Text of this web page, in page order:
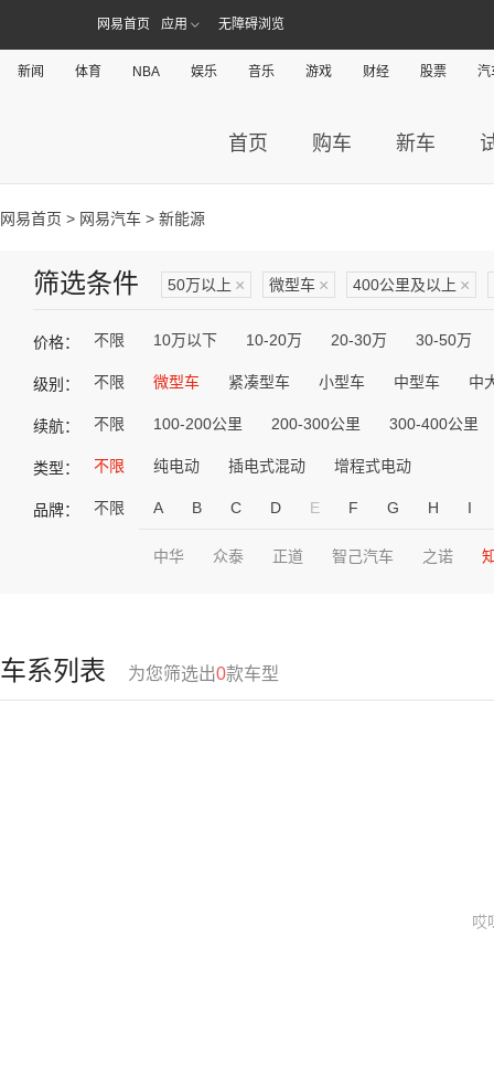
网易首页 应用 无障碍浏览
新闻 体育 NBA 娱乐 音乐 游戏 财经 股票 汽
首页 购车 新车
网易首页 > 网易汽车 > 新能源
筛选条件 50万以上 × 微型车 × 400公里及以上 ×
价格： 不限 10万以下 10-20万 20-30万 30-50万
级别： 不限 微型车 紧凑型车 小型车 中型车 中
续航： 不限 100-200公里 200-300公里 300-400公里
类型： 不限 纯电动 插电式混动 增程式电动
品牌： 不限 A B C D E F G H I
中华 众泰 正道 智己汽车 之诺
车系列表 为您筛选出0款车型
哎